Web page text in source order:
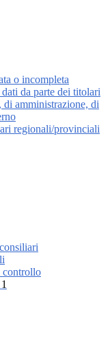
o incompleta
da parte dei titolari
amministrazione, di
regionali/provinciali
controllo
1